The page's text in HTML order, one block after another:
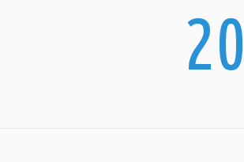
20